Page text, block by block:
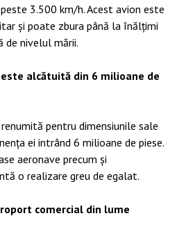
3.500 km/h. Acest avion este
și poate zbura până la înălțimi
de nivelul mării.
alcătuită din 6 milioane de
pentru dimensiunile sale
ei intrând 6 milioane de piese.
aeronave precum și
o realizare greu de egalat.
comercial din lume